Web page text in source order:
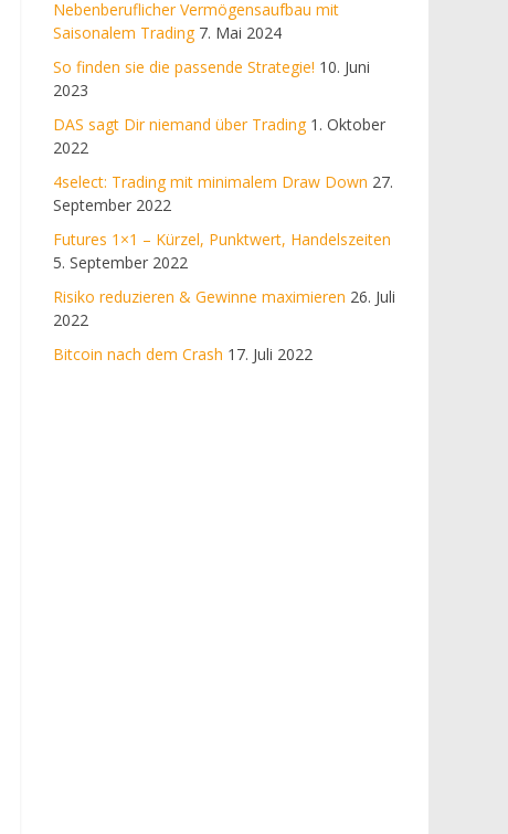
Nebenberuflicher Vermögensaufbau mit
Saisonalem Trading 7. Mai 2024
So finden sie die passende Strategie! 10. Juni
2023
DAS sagt Dir niemand über Trading 1. Oktober
2022
4select: Trading mit minimalem Draw Down 27.
September 2022
Futures 1×1 – Kürzel, Punktwert, Handelszeiten
5. September 2022
Risiko reduzieren & Gewinne maximieren 26. Juli
2022
Bitcoin nach dem Crash 17. Juli 2022